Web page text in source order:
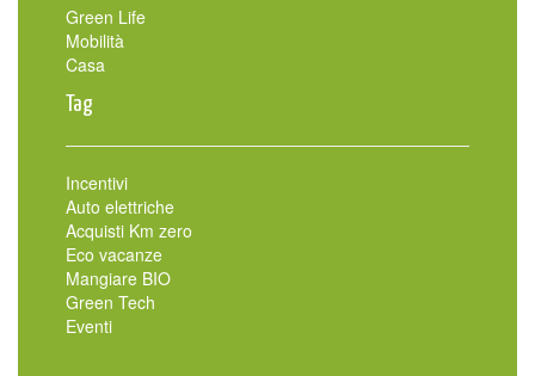
Green Life
Mobilità
Casa
Tag
Incentivi
Auto elettriche
Acquisti Km zero
Eco vacanze
Mangiare BIO
Green Tech
Eventi